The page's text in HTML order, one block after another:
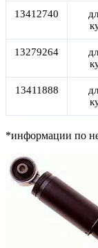
13412740
13279264
13411888
*информации по